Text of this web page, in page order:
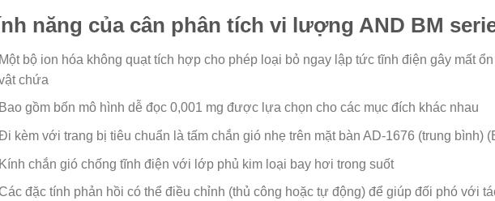
năng của cân phân tích vi lượng AND BM
bộ ion hóa không quạt tích hợp cho phép loại bỏ ngay lập tức tĩnh điện gây mất
chứa
gồm bốn mô hình dễ đọc 0,001 mg được lựa chọn cho các mục đích khác nhau
kèm với trang bị tiêu chuẩn là tấm chắn gió nhẹ trên mặt bàn AD-1676 (trung bình)
chắn gió chống tĩnh điện với lớp phủ kim loại bay hơi trong suốt
đặc tính phản hồi có thể điều chỉnh (thủ công hoặc tự động) để giúp đối phó với